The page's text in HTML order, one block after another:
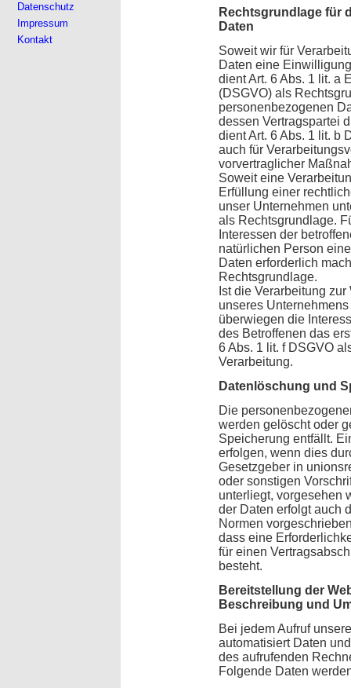
Datenschutz
Impressum
Kontakt
Rechtsgrundlage für
Daten
Soweit wir für
Daten eine
dient Art. 6 Abs. 1 lit. a
(DSGVO) als
personenbezogenen
dessen Vertragspartei
dient Art. 6 Abs. 1 lit. b
auch für
vorvertraglicher
Soweit eine
Erfüllung einer
unser Unternehmen
als Rechtsgrundlage.
Interessen der
natürlichen Person
Daten erforderlich
Rechtsgrundlage.
Ist die Verarbeitung
unseres
überwiegen die
des Betroffenen das
6 Abs. 1 lit. f DSGVO
Verarbeitung.
Datenlöschung und
Die
werden gelöscht oder
Speicherung entfällt.
erfolgen, wenn dies
Gesetzgeber in
oder sonstigen
unterliegt, vorgesehen
der Daten erfolgt auch
Normen
dass eine
für einen
besteht.
Bereitstellung der
Beschreibung und
Bei jedem Aufruf
automatisiert Daten
des aufrufenden
Folgende Daten